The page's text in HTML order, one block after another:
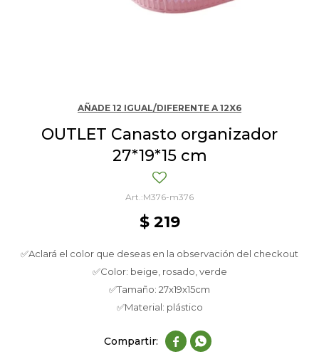
AÑADE 12 IGUAL/DIFERENTE A 12X6
OUTLET Canasto organizador
27*19*15 cm
M376-m376
$ 219
✅Aclará el color que deseas en la observación del checkout
✅Color: beige, rosado, verde
✅Tamaño: 27x19x15cm
✅Material: plástico
 